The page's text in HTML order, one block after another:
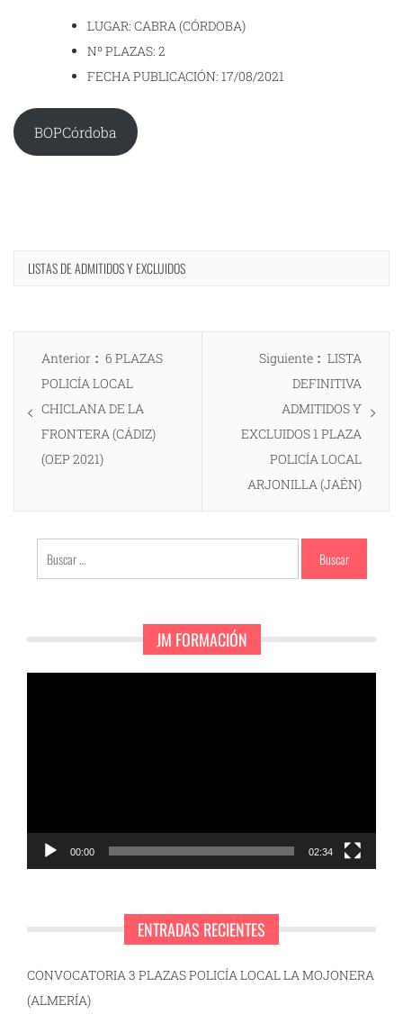
LUGAR: CABRA (CÓRDOBA)
Nº PLAZAS: 2
FECHA PUBLICACIÓN: 17/08/2021
BOPCórdoba
LISTAS DE ADMITIDOS Y EXCLUIDOS
Navegación
entradas
Anterior
Entrada
anterior:
6 PLAZAS
POLICÍA LOCAL
CHICLANA DE LA
FRONTERA (CÁDIZ)
(OEP 2021)
Siguiente
Entrada
siguiente:
LISTA
DEFINITIVA
ADMITIDOS Y
EXCLUIDOS 1 PLAZA
POLICÍA LOCAL
ARJONILLA (JAÉN)
Buscar:
JM FORMACIÓN
00:00 02:34
ENTRADAS RECIENTES
CONVOCATORIA 3 PLAZAS POLICÍA LOCAL LA MOJONERA
(ALMERÍA)